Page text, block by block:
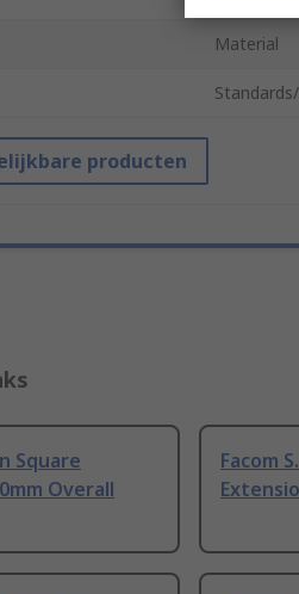
Material
producten
Square
Overall
Facom